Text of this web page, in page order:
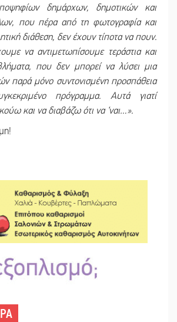
δημάρχων, δημοτικών και
που πέρα από τη φωτογραφία και
διάθεση, δεν έχουν τίποτα να πουν.
να αντιμετωπίσουμε τεράστια και
που δεν μπορεί να λύσει μια
παρά μόνο συντονισμένη προσπάθεια
πρόγραμμα. Αυτά γιατί
και να διαβάζω ότι να ‘ναι…».